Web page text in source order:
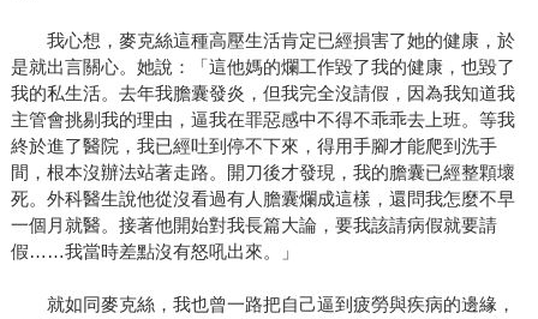
我心想，麥克絲這種高壓生活肯定已經損害了她的健康，於
是就出言關心。她說：「這他媽的爛工作毀了我的健康，也毀了
我的私生活。去年我膽囊發炎，但我完全沒請假，因為我知道我
主管會挑剔我的理由，逼我在罪惡感中不得不乖乖去上班。等我
終於進了醫院，我已經吐到停不下來，得用手腳才能爬到洗手
間，根本沒辦法站著走路。開刀後才發現，我的膽囊已經整顆壞
死。外科醫生說他從沒看過有人膽囊爛成這樣，還問我怎麼不早
一個月就醫。接著他開始對我長篇大論，要我該請病假就要請
假……我當時差點沒有怒吼出來。」
就如同麥克絲，我也曾一路把自己逼到疲勞與疾病的邊緣，